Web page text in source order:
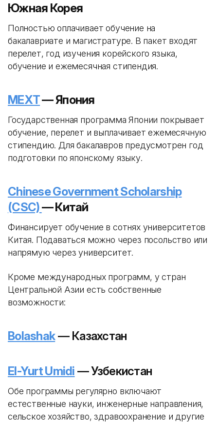
Южная Корея
Полностью оплачивает обучение на
бакалавриате и магистратуре. В пакет входят
перелет, год изучения корейского языка,
обучение и ежемесячная стипендия.
MEXT— Япония
Государственная программа Японии покрывает
обучение, перелет и выплачивает ежемесячную
стипендию. Для бакалавров предусмотрен год
подготовки по японскому языку.
Chinese Government Scholarship
(CSC)— Китай
Финансирует обучение в сотнях университетов
Китая. Подаваться можно через посольство или
напрямую через университет.
Кроме международных программ, у стран
Центральной Азии есть собственные
возможности:
Bolashak— Казахстан
El-Yurt Umidi — Узбекистан
Обе программы регулярно включают
естественные науки, инженерные направления,
сельское хозяйство, здравоохранение и другие